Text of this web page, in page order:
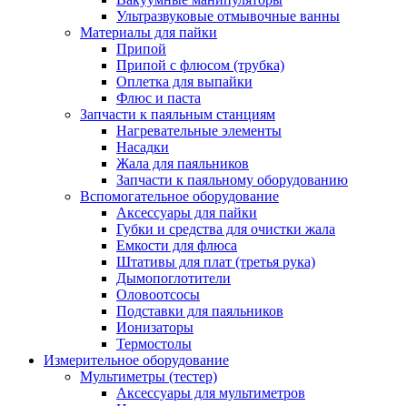
Ультразвуковые отмывочные ванны
Материалы для пайки
Припой
Припой с флюсом (трубка)
Оплетка для выпайки
Флюс и паста
Запчасти к паяльным станциям
Нагревательные элементы
Насадки
Жала для паяльников
Запчасти к паяльному оборудованию
Вспомогательное оборудование
Аксессуары для пайки
Губки и средства для очистки жала
Емкости для флюса
Штативы для плат (третья рука)
Дымопоглотители
Оловоотсосы
Подставки для паяльников
Ионизаторы
Термостолы
Измерительное оборудование
Мультиметры (тестер)
Аксессуары для мультиметров